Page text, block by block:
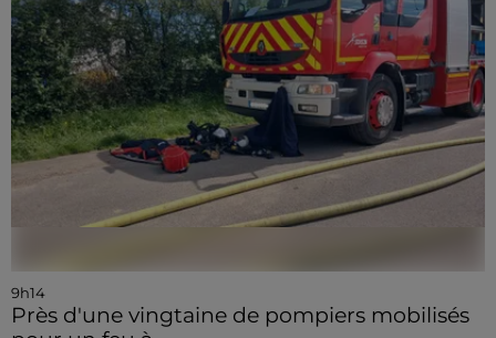
9h14
Près d'une vingtaine de pompiers mobilisés